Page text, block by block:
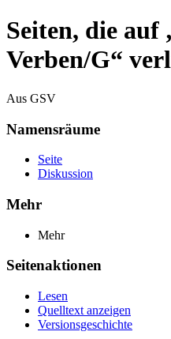
Seiten, die auf
Verben/G“
Aus GSV
Namensräume
Seite
Diskussion
Mehr
Mehr
Seitenaktionen
Lesen
Quelltext anzeigen
Versionsgeschichte